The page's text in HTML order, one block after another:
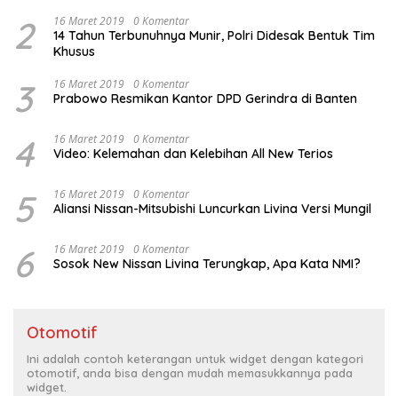
2 16 Maret 2019 0 Komentar
14 Tahun Terbunuhnya Munir, Polri Didesak Bentuk Tim
Khusus
3 16 Maret 2019 0 Komentar
Prabowo Resmikan Kantor DPD Gerindra di Banten
4 16 Maret 2019 0 Komentar
Video: Kelemahan dan Kelebihan All New Terios
5 16 Maret 2019 0 Komentar
Aliansi Nissan-Mitsubishi Luncurkan Livina Versi Mungil
6 16 Maret 2019 0 Komentar
Sosok New Nissan Livina Terungkap, Apa Kata NMI?
Otomotif
Ini adalah contoh keterangan untuk widget dengan kategori
otomotif, anda bisa dengan mudah memasukkannya pada
widget.